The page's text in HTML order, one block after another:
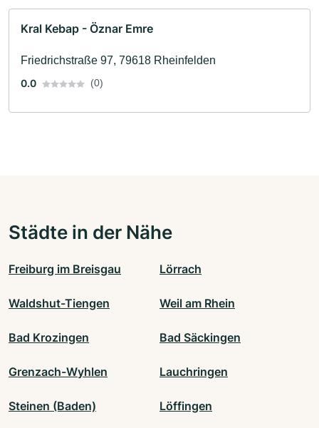
Kral Kebap - Öznar Emre
Friedrichstraße 97, 79618 Rheinfelden
0.0
(0)
Städte in der Nähe
Freiburg im Breisgau Lörrach
Waldshut-Tiengen Weil am Rhein
Bad Krozingen Bad Säckingen
Grenzach-Wyhlen Lauchringen
Steinen (Baden) Löffingen